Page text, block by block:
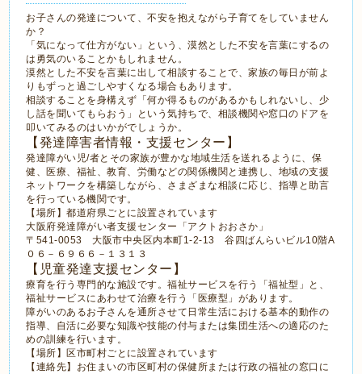
お子さんの発達について、不安を抱えながら子育てをしていません
か？
「気になって仕方がない」という、漠然とした不安を言葉にするの
は勇気のいることかもしれません。
漠然とした不安を言葉に出して相談することで、家族の毎日が前よ
りもずっと過ごしやすくなる場合もあります。
相談することを身構えず「何か得るものがあるかもしれないし、少
し話を聞いてもらおう」という気持ちで、相談機関や窓口のドアを
叩いてみるのはいかがでしょうか。
【発達障害者情報・支援センター】
発達障がい児/者とその家族が豊かな地域生活を送れるように、保
健、医療、福祉、教育、労働などの関係機関と連携し、地域の支援
ネットワークを構築しながら、さまざまな相談に応じ、指導と助言
を行っている機関です。
【場所】都道府県ごとに設置されています
大阪府発達障がい者支援センター「アクトおおさか」
〒541-0053 大阪市中央区内本町1-2-13 谷四ばんらいビル10階A
０６－６９６６－１３１３
【児童発達支援センター】
療育を行う専門的な施設です。福祉サービスを行う「福祉型」と、
福祉サービスにあわせて治療を行う「医療型」があります。
障がいのあるお子さんを通所させて日常生活における基本的動作の
指導、自活に必要な知識や技能の付与または集団生活への適応のた
めの訓練を行います。
【場所】区市町村ごとに設置されています
【連絡先】お住まいの市区町村の保健所または行政の福祉の窓口に